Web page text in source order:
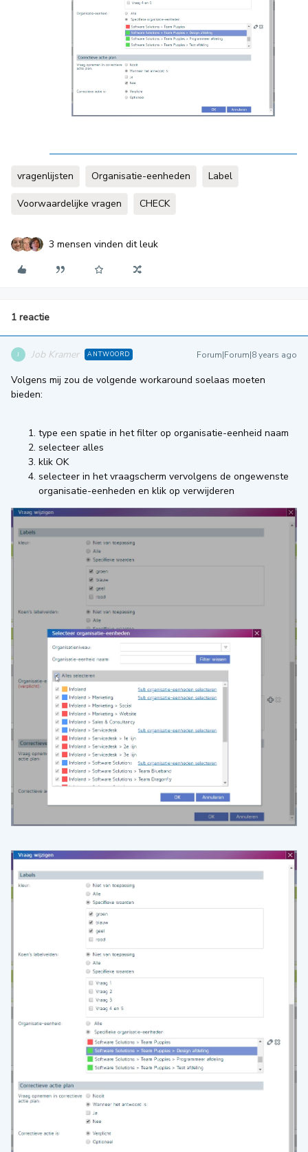
vragenlijsten Organisatie-eenheden Label
Voorwaardelijke vragen CHECK
3 mensen vinden dit leuk
1 reactie
J Job Kramer ANTWOORD Forum|Forum|8 years ago
Volgens mij zou de volgende workaround soelaas moeten
bieden:
type een spatie in het filter op organisatie-eenheid naam
selecteer alles
klik OK
selecteer in het vraagscherm vervolgens de ongewenste
organisatie-eenheden en klik op verwijderen